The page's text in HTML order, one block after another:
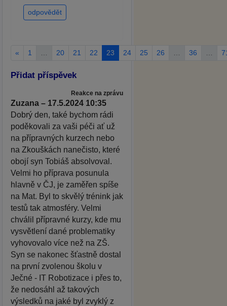
odpovědět
« 1 20 21 22 23 24 25 26 36
Přidat příspěvek
Reakce na zprávu
Zuzana – 17.5.2024 10:35
Dobrý den, také bychom rádi
poděkovali za vaši péči ať už
na přípravných kurzech nebo
na Zkouškách nanečisto, které
obojí syn Tobiáš absolvoval.
Velmi ho příprava posunula
hlavně v ČJ, je zaměřen spíše
na Mat. Byl to skvělý trénink jak
testů tak atmosféry. Velmi
chválil přípravné kurzy, kde mu
vysvětlení dané problematiky
vyhovovalo více než na ZŠ.
Syn se nakonec šťastně dostal
na první zvolenou školu v
Ječné - IT Robotizace i přes to,
že nedosáhl až takových
výsledků na jaké byl zvyklý z